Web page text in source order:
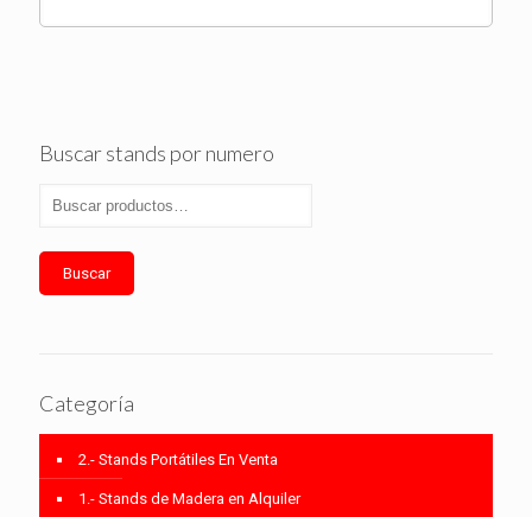
Buscar stands por numero
Buscar
Categoría
2.- Stands Portátiles En Venta
1.- Stands de Madera en Alquiler